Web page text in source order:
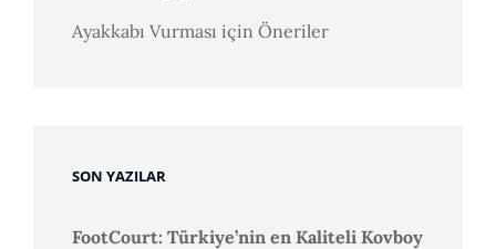
Ayakkabı Vurması için Öneriler
SON YAZILAR
FootCourt: Türkiye’nin en Kaliteli Kovboy